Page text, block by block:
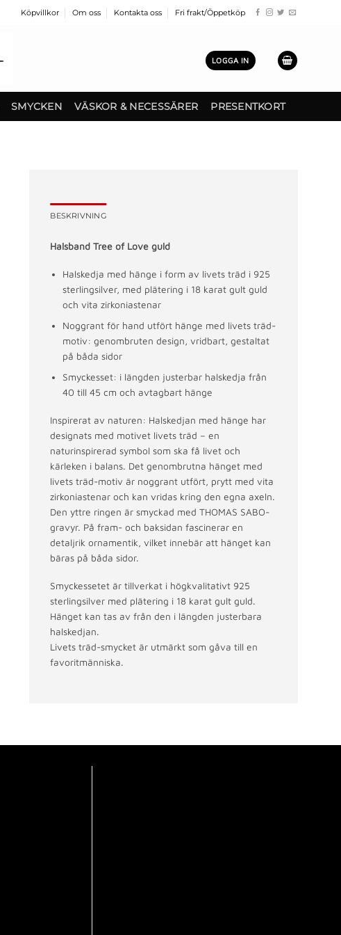
Köpvillkor Om oss Kontakta oss Fri frakt/Öppetköp
LOGGA IN
SMYCKEN VÄSKOR & NECESSÄRER PRESENTKORT
BESKRIVNING
Halsband Tree of Love guld
Halskedja med hänge i form av livets träd i 925
sterlingsilver, med plätering i 18 karat gult guld
och vita zirkoniastenar
Noggrant för hand utfört hänge med livets träd-
motiv: genombruten design, vridbart, gestaltat
på båda sidor
Smyckesset: i längden justerbar halskedja från
40 till 45 cm och avtagbart hänge
Inspirerat av naturen: Halskedjan med hänge har
designats med motivet livets träd – en
naturinspirerad symbol som ska få livet och
kärleken i balans. Det genombrutna hänget med
livets träd-motiv är noggrant utfört, prytt med vita
zirkoniastenar och kan vridas kring den egna axeln.
Den yttre ringen är smyckad med THOMAS SABO-
gravyr. På fram- och baksidan fascinerar en
detaljrik ornamentik, vilket innebär att hänget kan
bäras på båda sidor.
Smyckessetet är tillverkat i högkvalitativt 925
sterlingsilver med plätering i 18 karat gult guld.
Hänget kan tas av från den i längden justerbara
halskedjan.
Livets träd-smycket är utmärkt som gåva till en
favoritmänniska.